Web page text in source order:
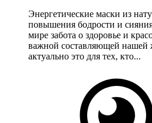
Энергетические маски из
повышения бодрости и
мире забота о здоровье и
важной составляющей нашей
актуально это для тех, кто...